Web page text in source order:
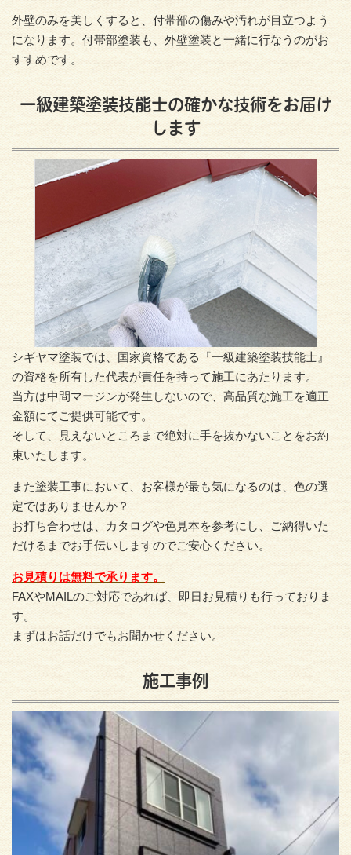
外壁のみを美しくすると、付帯部の傷みや汚れが目立つよう
になります。付帯部塗装も、外壁塗装と一緒に行なうのがお
すすめです。
一級建築塗装技能士の確かな技術をお届け
します
シギヤマ塗装では、国家資格である『一級建築塗装技能士』
の資格を所有した代表が責任を持って施工にあたります。
当方は中間マージンが発生しないので、高品質な施工を適正
金額にてご提供可能です。
そして、見えないところまで絶対に手を抜かないことをお約
束いたします。
また塗装工事において、お客様が最も気になるのは、色の選
定ではありませんか？
お打ち合わせは、カタログや色見本を参考にし、ご納得いた
だけるまでお手伝いしますのでご安心ください。
お見積りは無料で承ります。
FAXやMAILのご対応であれば、即日お見積りも行っておりま
す。
まずはお話だけでもお聞かせください。
施工事例